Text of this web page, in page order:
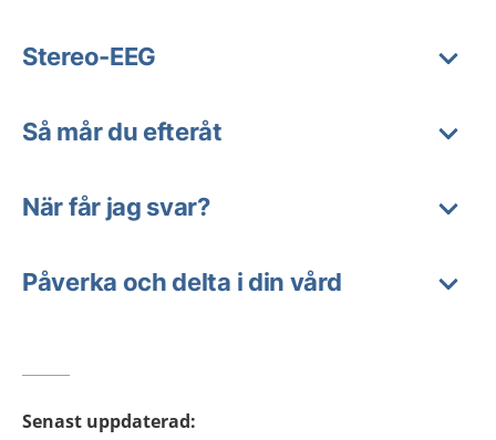
Stereo-EEG
Så mår du efteråt
När får jag svar?
Påverka och delta i din vård
Senast uppdaterad: